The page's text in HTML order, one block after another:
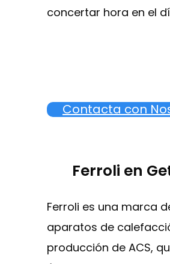
concertar hora en el
Contacta con
Ferroli en
Ferroli es una marca
aparatos de
producción de ACS,